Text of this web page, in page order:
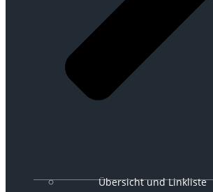
Übersicht und Linkliste